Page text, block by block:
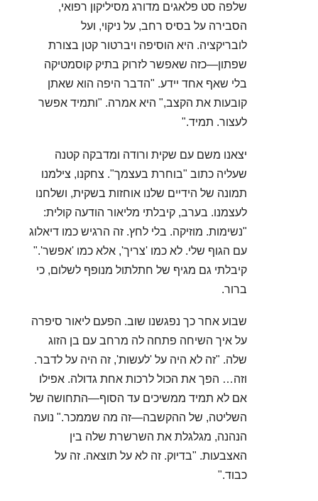
שלפה סט פלאגים מדורג מסיליקון רפואי,
הסבירה על בסיס רחב, על ניקוי, ועל
לובריקציה. היא הוסיפה ויברטור קטן בצורת
שפתון—כזה שאפשר לזרוק בתיק קוסמטיקה
בלי שאף אחד יידע. "הדבר היפה הוא שאתן
קובעות את הקצב," היא אמרה. "ותמיד אפשר
לעצור. תמיד."
יצאנו משם עם שקית ורודה ומדבקה קטנה
שעליה כתוב "בוחרת בעצמך". צחקנו, צילמנו
תמונה של הידיים שלנו אוחזות בשקית, ושלחנו
לעצמנו. בערב, קיבלתי מליאור הודעה קולית:
"נשימות. מוזיקה. בלי לחץ. זה הרגיש כמו דיאלוג
עם הגוף שלי. לא כמו 'צריך', אלא כמו 'אפשר'."
קיבלתי גם מגיף של חתלתול מנופף לשלום, כי
ברור.
שבוע אחר כך נפגשנו שוב. הפעם ליאור סיפרה
על איך השיחה פתחה לה מרחב עם בן הזוג
שלה. "זה לא היה על 'לעשות', זה היה על לדבר.
וזה… הפך את הכול לרכות אחת גדולה. אפילו
אם לא תמיד ממשיכים עד הסוף—התחושה של
השליטה, של ההקשבה—זה מה שממכר." נועה
הנהנה, מגלגלת את השרשרת שלה בין
האצבעות. "בדיוק. זה לא על תוצאה. זה על
כבוד."